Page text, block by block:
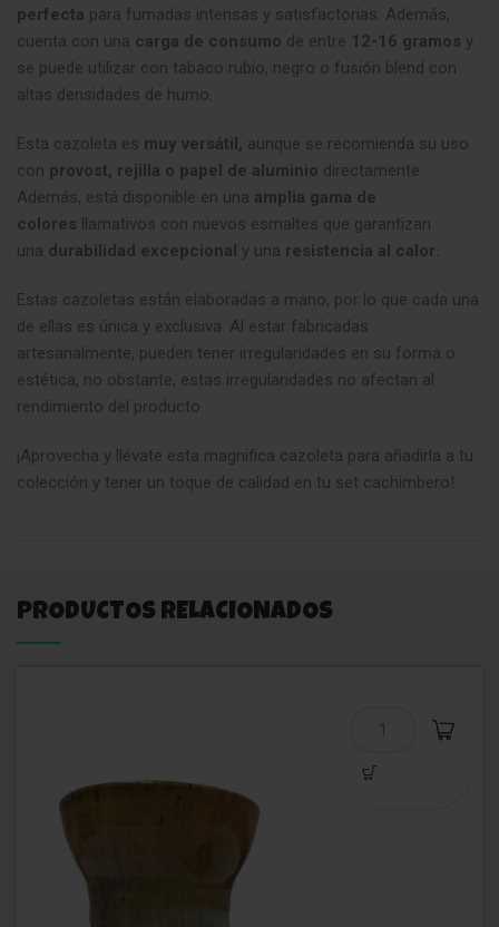
perfecta para fumadas intensas y satisfactorias. Además,
cuenta con una carga de consumo de entre 12-16 gramos y
se puede utilizar con tabaco rubio, negro o fusión blend con
altas densidades de humo.
Esta cazoleta es muy versátil, aunque se recomienda su uso
con provost, rejilla o papel de aluminio directamente.
Además, está disponible en una amplia gama de
colores llamativos con nuevos esmaltes que garantizan
una durabilidad excepcional y una resistencia al calor.
Estas cazoletas están elaboradas a mano, por lo que cada una
de ellas es única y exclusiva. Al estar fabricadas
artesanalmente, pueden tener irregularidades en su forma o
estética, no obstante, estas irregularidades no afectan al
rendimiento del producto.
¡Aprovecha y llévate esta magnifica cazoleta para añadirla a tu
colección y tener un toque de calidad en tu set cachimbero!
PRODUCTOS RELACIONADOS